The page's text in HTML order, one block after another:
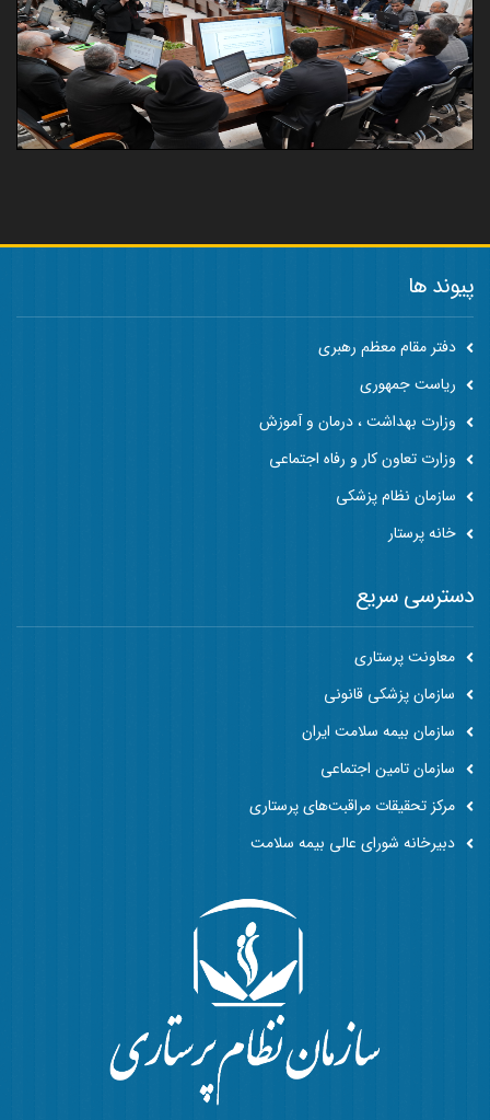
پیوند ها
دفتر مقام معظم رهبری
ریاست جمهوری
وزارت بهداشت ، درمان و آموزش
وزارت تعاون کار و رفاه اجتماعی
سازمان نظام پزشکی
خانه پرستار
دسترسی سریع
معاونت پرستاری
سازمان پزشکی قانونی
سازمان بیمه سلامت ایران
سازمان تامین اجتماعی
مرکز تحقیقات مراقبت‌های پرستاری
دبیرخانه شورای عالی بیمه سلامت